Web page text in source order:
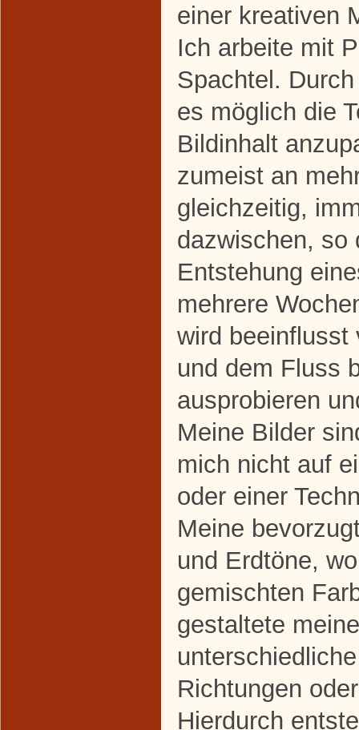
einer kreativen
Ich arbeite mit
Spachtel.
es möglich die
Bildinhalt
zumeist an
gleichzeitig,
dazwischen, so
Entstehung
mehrere
wird beeinflusst
und dem Fluss
ausprobieren
Meine Bilder
mich nicht auf
oder einer
Meine
und Erdtöne,
gemischten
gestaltete
Richtungen
Hierdurch